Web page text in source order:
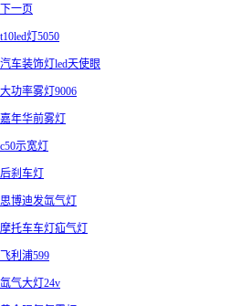
下一页
t10led灯5050
汽车装饰灯led天使眼
大功率雾灯9006
嘉年华前雾灯
c50示宽灯
后刹车灯
思博迪发氙气灯
摩托车车灯疝气灯
飞利浦599
氙气大灯24v